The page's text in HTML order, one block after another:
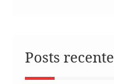
Posts